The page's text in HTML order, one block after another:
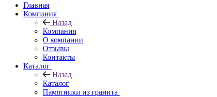
Главная
Компания
Назад
Компания
О компании
Отзывы
Контакты
Каталог
Назад
Каталог
Памятники из гранита